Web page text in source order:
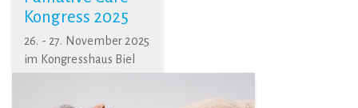
Kongress 2025
26. - 27. November 2025
im Kongresshaus Biel